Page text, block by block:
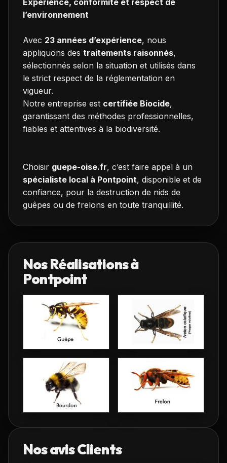
l’environnement
Avec 23 années d’expérience, nous
appliquons des traitements raisonnés,
sélectionnés selon la situation et utilisés dans
le strict respect de la réglementation en
vigueur.
Notre entreprise est certifiée Biocide,
garantissant des méthodes professionnelles,
fiables et attentives à la biodiversité.
Choisir guepe-oise.fr, c’est faire appel à un
spécialiste local à Pontpoint, disponible et de
confiance, pour la destruction de nids de
guêpes ou de frelons en toute tranquillité.
Nos Réalisations à
Pontpoint
Nos avis Clients